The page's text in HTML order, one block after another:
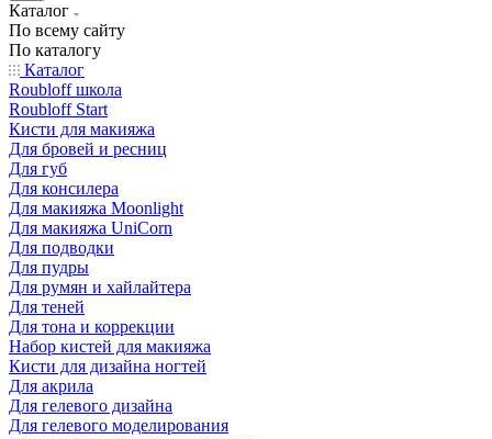
Каталог
По всему сайту
По каталогу
Каталог
Roubloff школа
Roubloff Start
Кисти для макияжа
Для бровей и ресниц
Для губ
Для консилера
Для макияжа Moonlight
Для макияжа UniCorn
Для подводки
Для пудры
Для румян и хайлайтера
Для теней
Для тона и коррекции
Набор кистей для макияжа
Кисти для дизайна ногтей
Для акрила
Для гелевого дизайна
Для гелевого моделирования